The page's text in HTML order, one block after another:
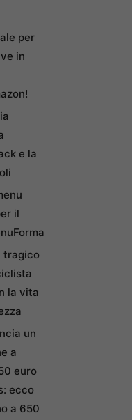
per
in
e la
il
tragico
la vita
un
a
euro
ecco
a 650